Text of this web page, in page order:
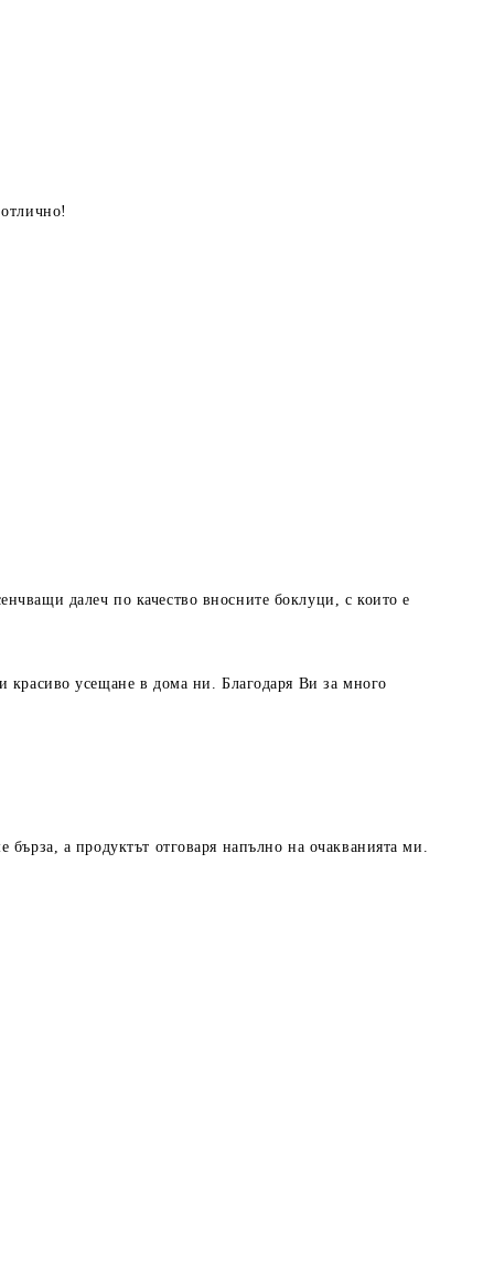
далеч по качество вносните боклуци, с които е
красиво усещане в дома ни. Благодаря Ви за много
а продуктът отговаря напълно на очакванията ми.